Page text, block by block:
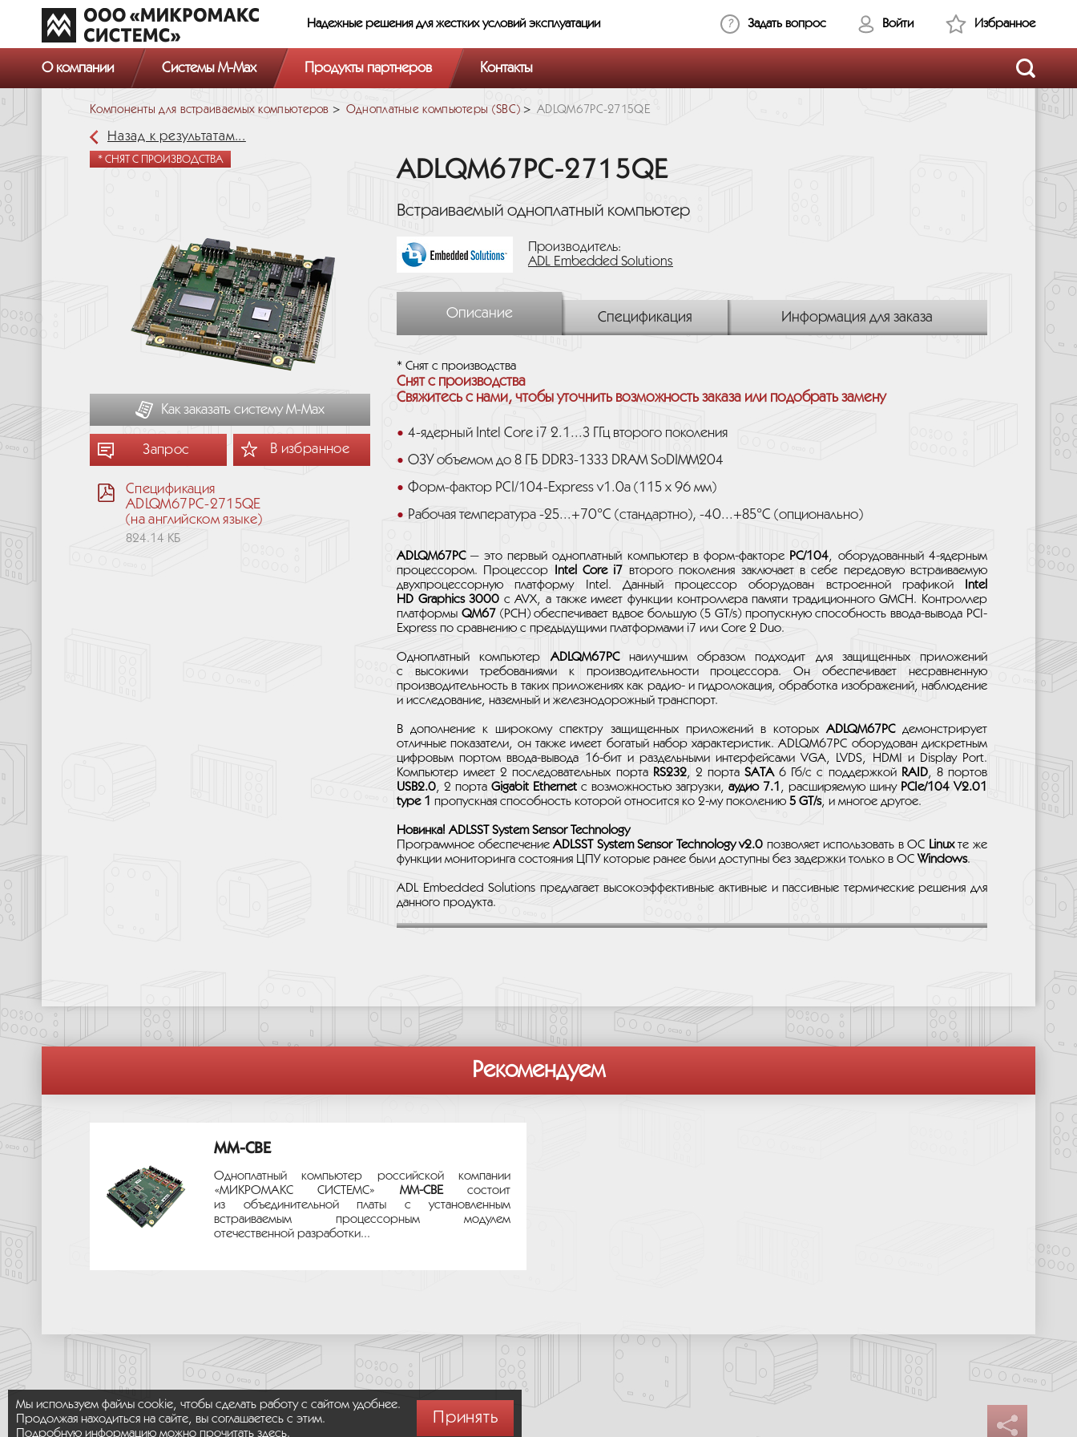
Надежные решения для жестких условий эксплуатации Задать вопрос Войти Избранное
О компании Системы M-Max Продукты партнеров Контакты
Компоненты для встраиваемых компьютеров Одноплатные компьютеры (SBC) ADLQM67PC-2715QE
Назад к результатам...
* СНЯТ С ПРОИЗВОДСТВА
Как заказать систему М-Мах
Запрос В избранное
Спецификация
ADLQM67PC-2715QE
(на английском языке)
824.14 КБ
ADLQM67PC-2715QE
Встраиваемый одноплатный компьютер
Производитель:
ADL Embedded Solutions
Описание Спецификация Информация для заказа
* Снят с производства
Снят с производства
Свяжитесь с нами, чтобы уточнить возможность заказа или подобрать замену
4-ядерный Intel Core i7 2.1...3 ГГц второго поколения
ОЗУ объемом до 8 ГБ DDR3-1333 DRAM SoDIMM204
Форм-фактор PCI/104-Express v1.0a (115 x 96 мм)
Рабочая температура -25...+70°C (стандартно), -40...+85°C (опционально)
ADLQM67PC— это первый одноплатный компьютер в форм-факторе PC/104, оборудованный 4-ядерным
процессором. Процессор
Intel Core i7 второго поколения заключает в себе передовую встраиваемую
двухпроцессорную платформу Intel. Данный процессор оборудован встроенной графикой
Intel
HD Graphics 3000 с AVX, а также имеет функции контроллера памяти традиционного GMCH. Контроллер
платформы QM67 (PCH) обеспечивает вдвое большую (5 GT/s) пропускную способность ввода-вывода PCI-
Express по сравнению с предыдущими платформами i7 или Core 2 Duo.
Одноплатный компьютерADLQM67PCнаилучшим образом подходит для защищенных приложений
с высокими требованиями к производительности процессора. Он обеспечивает несравненную
производительность в таких приложениях как радио- и гидролокация, обработка изображений, наблюдение
и исследование, наземный и железнодорожный транспорт.
В дополнение к широкому спектру защищенных приложений в которыхADLQM67PCдемонстрирует
отличные показатели, он также имеет богатый набор характеристик. ADLQM67PC оборудован дискретным
цифровым портом ввода-вывода 16-бит и раздельными интерфейсами VGA, LVDS, HDMI и Display Port.
Компьютер имеет 2 последовательных порта RS232, 2 портаSATA6 Гб/с с поддержкой RAID, 8 портов
USB2.0, 2 порта Gigabit Ethernet с возможностью загрузки, аудио 7.1 , расширяемую шину PCIe/104 V2.01
type 1 пропускная способность которой относится ко 2-му поколению 5 GT/s, и многое другое.
Новинка! ADLSST System Sensor Technology
Программное обеспечениеADLSST System Sensor Technology v2.0 позволяет использовать в ОС Linuxте же
функции мониторинга состояния ЦПУ которые ранее были доступны без задержки только в ОС Windows.
ADL Embedded Solutions предлагает высокоэффективные активные и пассивные термические решения для
данного продукта.
Рекомендуем
MM-CBE
Одноплатный компьютер российской компании
«МИКРОМАКС СИСТЕМС» MM-CBEсостоит
из объединительной платы с установленным
встраиваемым процессорным модулем
отечественной разработки...
Мы используем файлы cookie, чтобы сделать работу с сайтом удобнее.
Продолжая находиться на сайте, вы соглашаетесь с этим.
Подробную информацию можно прочитать здесь.
Принять